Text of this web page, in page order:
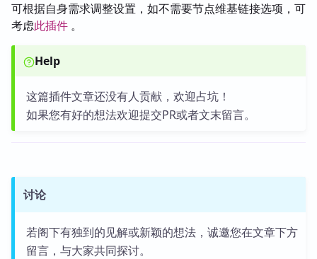
可根据自身需求调整设置，如不需要节点维基链接选项，可
考虑此插件 。
Help
这篇插件文章还没有人贡献，欢迎占坑！
如果您有好的想法欢迎提交PR或者文末留言。
讨论
若阁下有独到的见解或新颖的想法，诚邀您在文章下方
留言，与大家共同探讨。